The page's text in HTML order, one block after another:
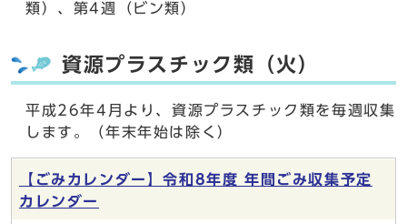
類）、第4週（ビン類）
資源プラスチック類（火）
平成26年4月より、資源プラスチック類を毎週収集
します。（年末年始は除く）
【ごみカレンダー】令和8年度 年間ごみ収集予定
カレンダー